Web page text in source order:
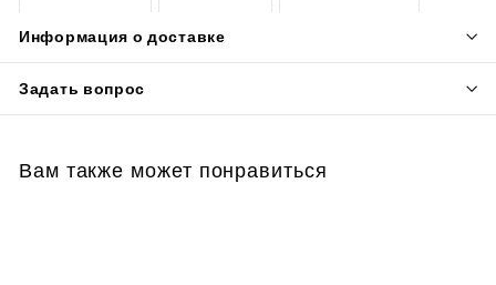
Информация о доставке
Задать вопрос
Вам также может понравиться